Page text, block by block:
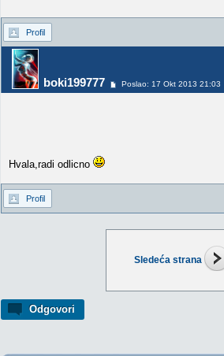
Sledeća strana
Odgovori
Profil
boki199777 Poslao: 17 Okt 2013 21:03
Hvala,radi odlicno
Profil